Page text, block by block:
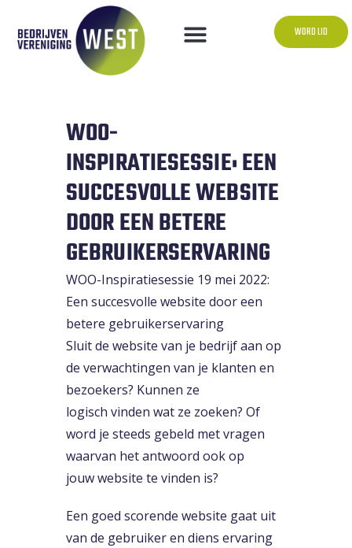
WORD LID
WOO-
INSPIRATIESESSIE: EEN
SUCCESVOLLE WEBSITE
DOOR EEN BETERE
GEBRUIKERSERVARING
WOO-Inspiratiesessie 19 mei 2022:
Een succesvolle website door een
betere gebruikerservaring
Sluit de website van je bedrijf aan op
de verwachtingen van je klanten en
bezoekers? Kunnen ze
logisch vinden wat ze zoeken? Of
word je steeds gebeld met vragen
waarvan het antwoord ook op
jouw website te vinden is?
Een goed scorende website gaat uit
van de gebruiker en diens ervaring